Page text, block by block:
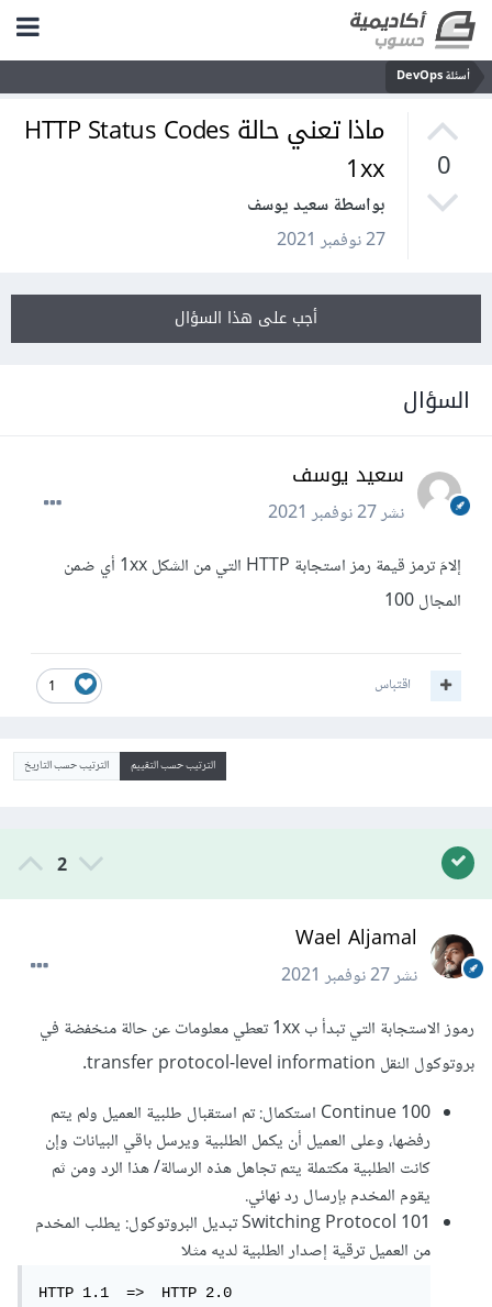
أسئلة DevOps
0
ماذا تعني حالة HTTP Status Codes
1xx
بواسطة سعيد يوسف
27 نوفمبر 2021
أجب على هذا السؤال
السؤال
سعيد يوسف
نشر27 نوفمبر 2021
إلامَ ترمز قيمة رمز استجابة HTTP التي من الشكل 1xx أي ضمن
المجال 100
1 اقتباس
الترتيب حسب التقييم الترتيب حسب التاريخ
2
Wael Aljamal
نشر27 نوفمبر 2021
رموز الاستجابة التي تبدأ ب 1xx تعطي معلومات عن حالة منخفضة في
بروتوكول النقل transfer protocol-level information.
100 Continue استكمال: تم استقبال طلبية العميل ولم يتم
رفضها، وعلى العميل أن يكمل الطلبية ويرسل باقي البيانات وإن
كانت الطلبية مكتملة يتم تجاهل هذه الرسالة/ هذا الرد ومن ثم
يقوم المخدم بإرسال رد نهائي.
101 Switching Protocol تبديل البروتوكول: يطلب المخدم
من العميل ترقية إصدار الطلبية لديه مثلا
HTTP 1.1  =>  HTTP 2.0